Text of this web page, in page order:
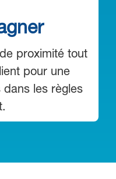
proximité tout
pour une
les règles